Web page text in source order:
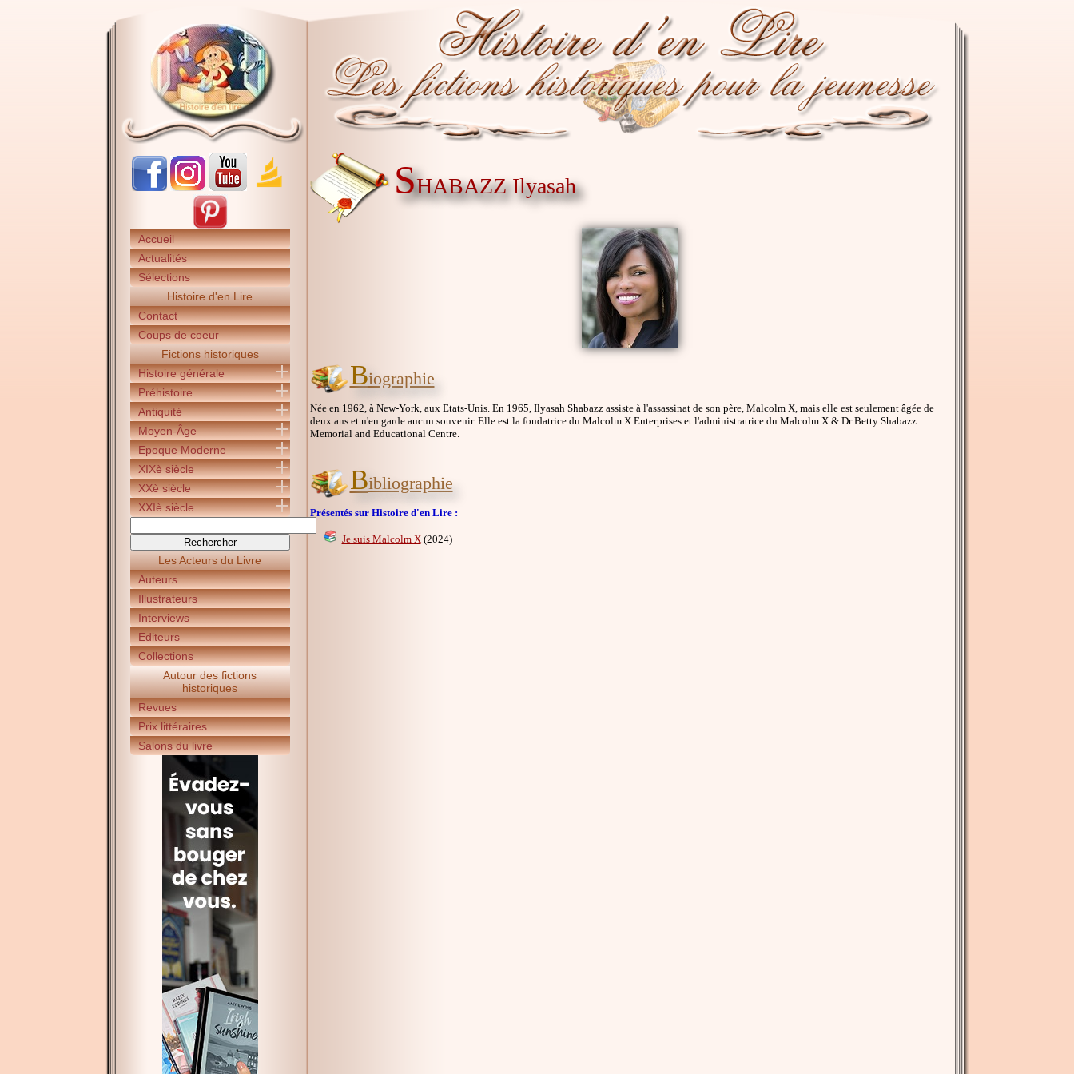
Accueil
Actualités
Sélections
Histoire d'en Lire
Contact
Coups de coeur
Fictions historiques
Histoire générale
Préhistoire
Antiquité
Moyen-Âge
Epoque Moderne
XIXè siècle
XXè siècle
XXIè siècle
Les Acteurs du Livre
Auteurs
Illustrateurs
Interviews
Editeurs
Collections
Autour des fictions
historiques
Revues
Prix littéraires
Salons du livre
SHABAZZ Ilyasah
Biographie
Née en 1962, à New-York, aux Etats-Unis. En 1965, Ilyasah Shabazz assiste à l'assassinat de son père, Malcolm X, mais elle est seulement âgée de
deux ans et n'en garde aucun souvenir. Elle est la fondatrice du Malcolm X Enterprises et l'administratrice du Malcolm X & Dr Betty Shabazz
Memorial and Educational Centre.
Bibliographie
Présentés sur Histoire d'en Lire :
Je suis Malcolm X(2024)